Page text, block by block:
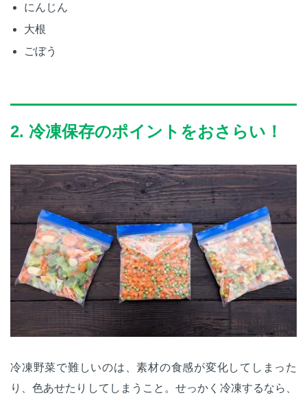
にんじん
大根
ごぼう
2. 冷凍保存のポイントをおさらい！
冷凍野菜で難しいのは、素材の食感が変化してしまった
り、色あせたりしてしまうこと。せっかく冷凍するなら、